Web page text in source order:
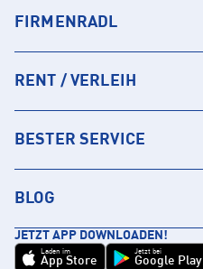
FIRMENRADL
RENT / VERLEIH
BESTER SERVICE
BLOG
JETZT APP DOWNLOADEN!
Laden im
App Store
Jetzt bei
Google Play